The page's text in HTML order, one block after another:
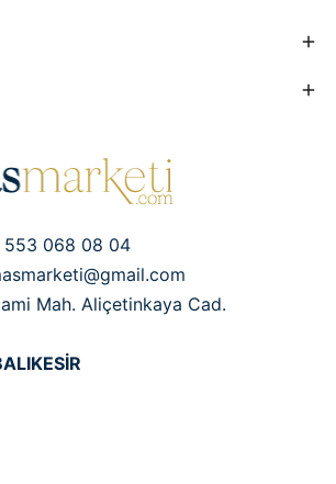
553 068 08 04
Mah. Aliçetinkaya Cad.